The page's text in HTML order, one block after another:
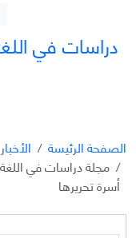
دراسات في
الصفحة الرئيسة
الأخبار
مجلة دراسات في
أسرة تحريرها